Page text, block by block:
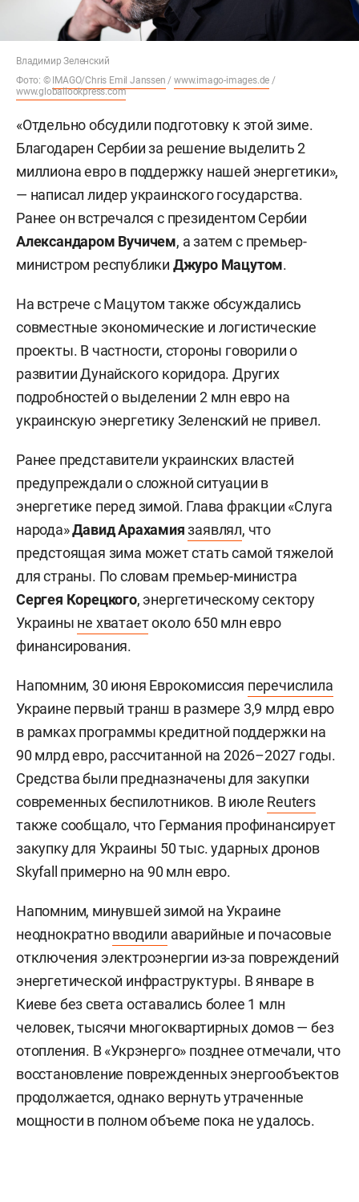
Владимир Зеленский
Фото: © IMAGO/Chris Emil Janssen /www.imago-images.de /
www.globallookpress.com
«Отдельно обсудили подготовку к этой зиме.
Благодарен Сербии за решение выделить 2
миллиона евро в поддержку нашей энергетики»,
— написал лидер украинского государства.
Ранее он встречался с президентом Сербии
Александаром Вучичем, а затем с премьер-
министром республики Джуро Мацутом.
На встрече с Мацутом также обсуждались
совместные экономические и логистические
проекты. В частности, стороны говорили о
развитии Дунайского коридора. Других
подробностей о выделении 2 млн евро на
украинскую энергетику Зеленский не привел.
Ранее представители украинских властей
предупреждали о сложной ситуации в
энергетике перед зимой. Глава фракции «Слуга
народа»Давид Арахамия заявлял, что
предстоящая зима может стать самой тяжелой
для страны. По словам премьер-министра
Сергея Корецкого, энергетическому сектору
Украины не хватаетоколо 650 млн евро
финансирования.
Напомним, 30 июня Еврокомиссия перечислила
Украине первый транш в размере 3,9 млрд евро
в рамках программы кредитной поддержки на
90 млрд евро, рассчитанной на 2026–2027 годы.
Средства были предназначены для закупки
современных беспилотников. В июле Reuters
также сообщало, что Германия профинансирует
закупку для Украины 50 тыс. ударных дронов
Skyfall примерно на 90 млн евро.
Напомним, минувшей зимой на Украине
неоднократновводили аварийные и почасовые
отключения электроэнергии из-за повреждений
энергетической инфраструктуры. В январе в
Киеве без света оставались более 1 млн
человек, тысячи многоквартирных домов — без
отопления. В «Укрэнерго» позднее отмечали, что
восстановление поврежденных энергообъектов
продолжается, однако вернуть утраченные
мощности в полном объеме пока не удалось.